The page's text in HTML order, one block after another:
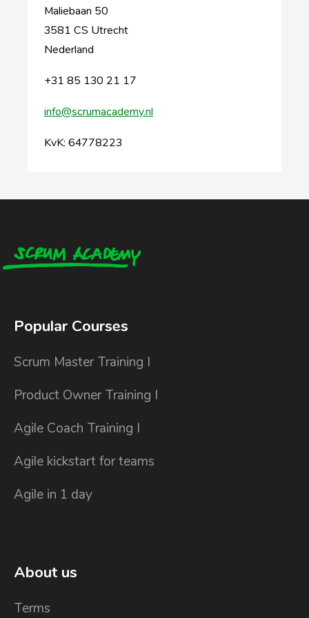
Maliebaan 50
3581 CS Utrecht
Nederland
+31 85 130 21 17
info@scrumacademy.nl
KvK: 64778223
Popular Courses
Scrum Master Training I
Product Owner Training I
Agile Coach Training I
Agile kickstart for teams
Agile in 1 day
About us
Terms